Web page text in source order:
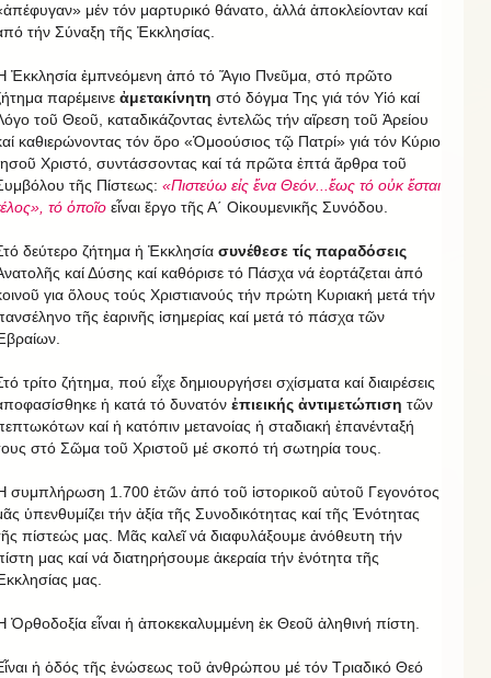
μέν τόν μαρτυρικό θάνατο, ἀλλά ἀποκλείονταν καί
τήν Σύναξη τῆς Ἐκκλησίας.
Ἐκκλησία ἐμπνεόμενη ἀπό τό Ἅγιο Πνεῦμα, στό πρῶτο
παρέμεινε ἀμετακίνητη στό δόγμα Της γιά τόν Υἱό καί
τοῦ Θεοῦ, καταδικάζοντας ἐντελῶς τήν αἵρεση τοῦ Ἀρείου
καθιερώνοντας τόν ὅρο «Ὁμοούσιος τῷ Πατρί» γιά τόν Κύριο
Χριστό, συντάσσοντας καί τά πρῶτα ἑπτά ἄρθρα τοῦ
τῆς Πίστεως: «Πιστεύω εἰς ἕνα Θεόν...ἕως τό οὐκ ἔσται
τό ὁποῖο εἶναι ἔργο τῆς Α΄ Οἰκουμενικῆς Συνόδου.
δεύτερο ζήτημα ἡ Ἐκκλησία συνέθεσε τίς παραδόσεις
καί Δύσης καί καθόρισε τό Πάσχα νά ἑορτάζεται ἀπό
για ὅλους τούς Χριστιανούς τήν πρώτη Κυριακή μετά τήν
τῆς ἐαρινῆς ἰσημερίας καί μετά τό πάσχα τῶν
τρίτο ζήτημα, πού εἶχε δημιουργήσει σχίσματα καί διαιρέσεις
ἡ κατά τό δυνατόν ἐπιεικής ἀντιμετώπιση τῶν
καί ἡ κατόπιν μετανοίας ἡ σταδιακή ἐπανένταξή
στό Σῶμα τοῦ Χριστοῦ μέ σκοπό τή σωτηρία τους.
συμπλήρωση 1.700 ἐτῶν ἀπό τοῦ ἱστορικοῦ αὐτοῦ Γεγονότος
ὑπενθυμίζει τήν ἀξία τῆς Συνοδικότητας καί τῆς Ἑνότητας
πίστεώς μας. Μᾶς καλεῖ νά διαφυλάξουμε ἀνόθευτη τήν
μας καί νά διατηρήσουμε ἀκεραία τήν ἑνότητα τῆς
μας.
Ὀρθοδοξία εἶναι ἡ ἀποκεκαλυμμένη ἐκ Θεοῦ ἀληθινή πίστη.
ἡ ὁδός τῆς ἑνώσεως τοῦ ἀνθρώπου μέ τόν Τριαδικό Θεό